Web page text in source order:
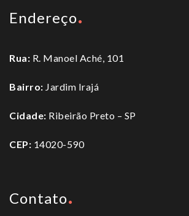
Endereço
Rua: R. Manoel Aché, 101
Bairro: Jardim Irajá
Cidade: Ribeirão Preto – SP
CEP: 14020-590
Contato